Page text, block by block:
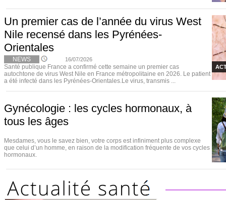
Un premier cas de l’année du virus West
Nile recensé dans les Pyrénées-
Orientales
NEWS 16/07/2026
Santé publique France a confirmé cette semaine un premier cas
autochtone de virus West Nile en France métropolitaine en 2026. Le patient
a été infecté dans les Pyrénées-Orientales.Le virus, transmis ...
Gynécologie : les cycles hormonaux, à
tous les âges
Mesdames, vous le savez bien, votre corps est infiniment plus complexe
que celui d’un homme, en raison de la modification fréquente de vos cycles
hormonaux.